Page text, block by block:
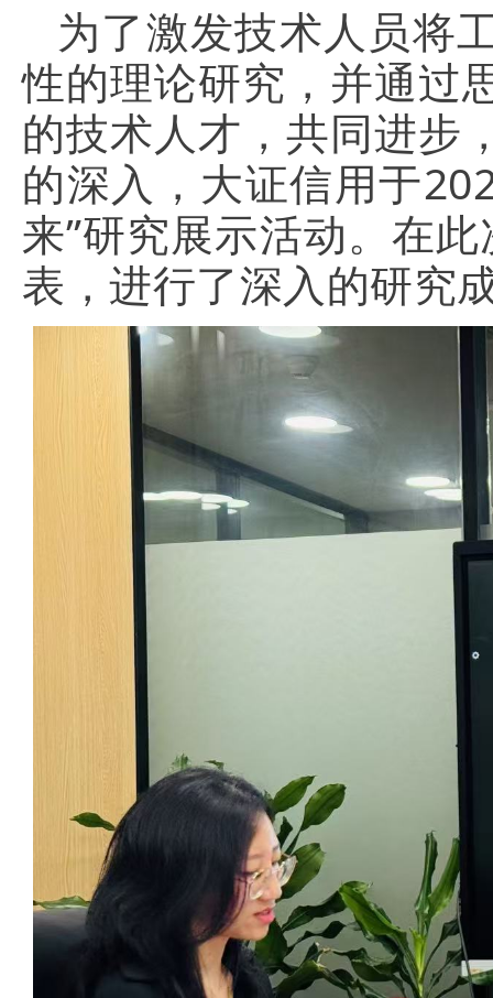
为了激发技术人员将
性的理论研究，并通过
的技术人才，共同进步
的深入，大证信用于
来”研究展示活动。在
表，进行了深入的研究